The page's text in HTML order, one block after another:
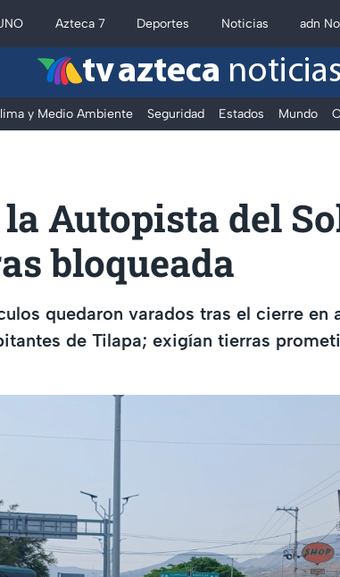
Azteca 7 Deportes Noticias adn
tv azteca noticias
y Medio Ambiente Seguridad Estados Mundo
Autopista del
bloqueada
quedaron varados tras el cierre en
de Tilapa; exigían tierras